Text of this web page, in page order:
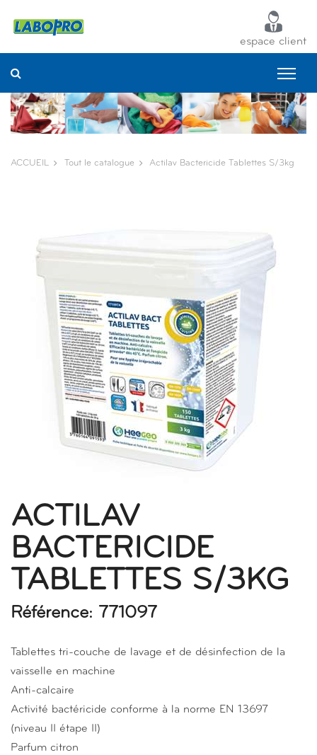
espace client
ACCUEIL Tout le catalogue Actilav Bactericide Tablettes S/3kg
ACTILAV
BACTERICIDE
TABLETTES S/3KG
Référence: 771097
Tablettes tri-couche de lavage et de désinfection de la
vaisselle en machine
Anti-calcaire
Activité bactéricide conforme à la norme EN 13697
(niveau II étape II)
Parfum citron